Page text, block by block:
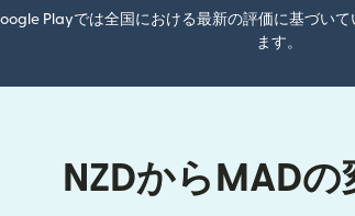
Playでは全国における最新の評価に基づい
ます。
NZDからMAD